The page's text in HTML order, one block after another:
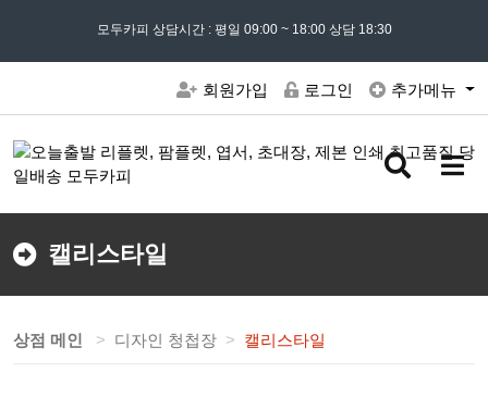
모든 문의는02) 302 - 7797및 ' 견적문의 ' 게시판을 이용해주세요
모두카피 상담시간 : 평일 09:00 ~ 18:00 상담 18:30
회원가입 로그인 추가메뉴
검
버
메
버
캘리스타일
상점 메인 디자인 청첩장 캘리스타일